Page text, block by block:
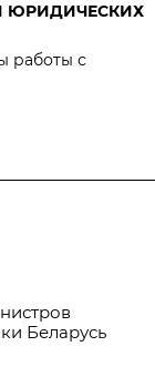
ЮРИДИЧЕСКИХ
работы с
Беларусь